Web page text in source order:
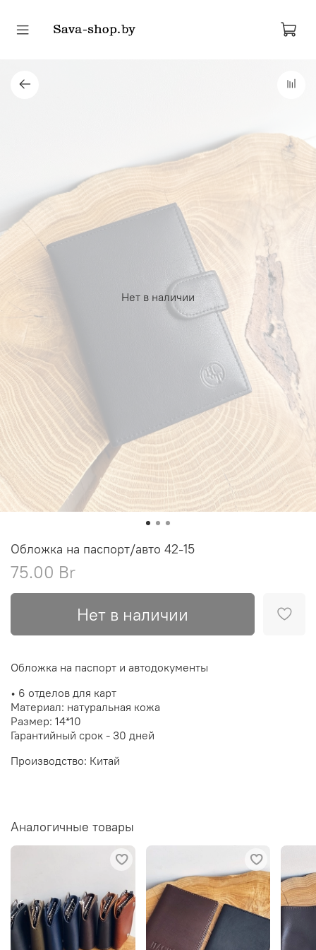
Нет в наличии
Обложка на паспорт/авто 42-15
75.00 Br
Нет в наличии
Обложка на паспорт и автодокументы
• 6 отделов для карт
Материал: натуральная кожа
Размер: 14*10
Гарантийный срок - 30 дней
Производство: Китай
Аналогичные товары